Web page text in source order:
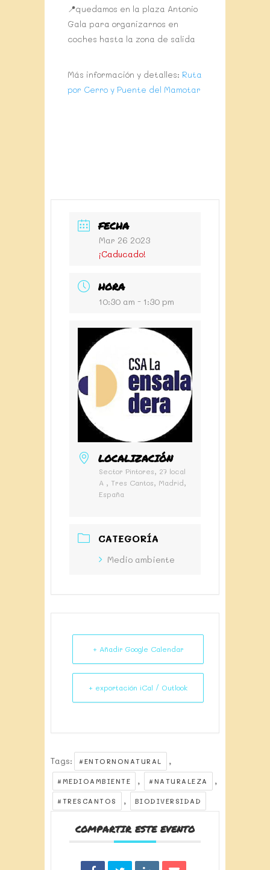
📍quedamos en la plaza Antonio
Gala para organizarnos en
coches hasta la zona de salida
Más información y detalles: Ruta
por Cerro y Puente del Mamotar
FECHA
Mar 26 2023
¡Caducado!
HORA
10:30 am - 1:30 pm
LOCALIZACIÓN
Sector Pintores, 27 local
A , Tres Cantos, Madrid,
España
CATEGORÍA
Medio ambiente
+ Añadir Google Calendar
+ exportación iCal / Outlook
Tags: #ENTORNONATURAL ,
#MEDIOAMBIENTE , #NATURALEZA ,
#TRESCANTOS , BIODIVERSIDAD
COMPARTIR ESTE EVENTO